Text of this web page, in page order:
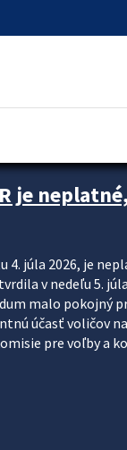
je
júla 2026, je
v nedeľu 5.
malo pokojný
účasť voličov
pre voľby a